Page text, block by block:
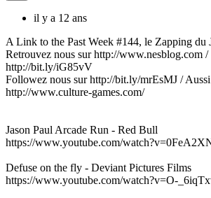
il y a 12 ans
A Link to the Past Week #144, le Zapping du
Retrouvez nous sur http://www.nesblog.com
http://bit.ly/iG85vV
Followez nous sur http://bit.ly/mrEsMJ /
http://www.culture-games.com/
Jason Paul Arcade Run - Red Bull
https://www.youtube.com/
Defuse on the fly - Deviant Pictures Films
https://www.youtube.com/watch?v=O-